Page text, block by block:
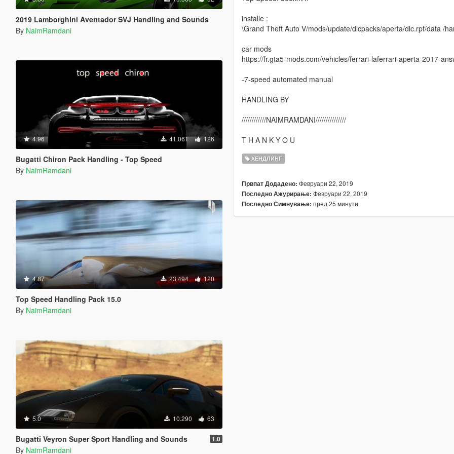
2019 Lamborghini Aventador SVJ Handling and Sounds
By NaimRamdani
4.96 41.061 126
Bugatti Chiron Pack Handling - Top Speed
By NaimRamdani
4.87 23.494 120
Top Speed Handling Pack 15.0
By NaimRamdani
5.0 10.290 63
Bugatti Veyron Super Sport Handling and Sounds 1.0
By NaimRamdani
installe :
\Grand Theft Auto V/mods/update/dlcpacks/aperta/dlc.rpf/data /
car mods
https://fr.gta5-mods.com/vehicles/ferrari-laferrari-aperta-2017-
-7-speed automated manual
HANDLING BY
////////////NAIMRAMDANI///////////////
T H A N K Y O U
ХЕНДЛИНГ
Првпат Додадено: Февруари 22, 2019
Последно Ажурирање: Февруари 22, 2019
Последно Симнување: пред 25 минути